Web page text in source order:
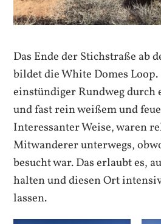
Das Ende der Stichstraße ab
bildet die White Domes
einstündiger Rundweg durch
und fast rein weißem und
Interessanter Weise, waren
Mitwanderer unterwegs,
besucht war. Das erlaubt es,
halten und diesen Ort
lassen.